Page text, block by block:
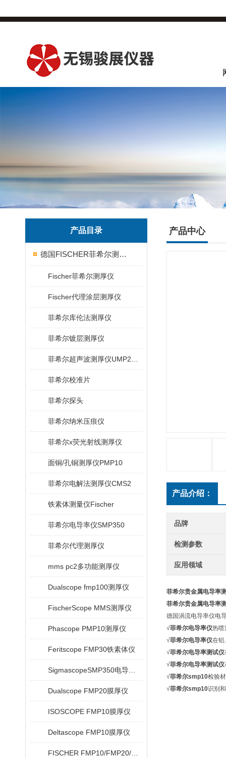
产品目录
德国FISCHER菲希尔测厚仪
Fischer菲希尔测厚仪
Fischer代理涂层测厚仪
菲希尔库伦法测厚仪
菲希尔镀层测厚仪
菲希尔校准片
菲希尔探头
菲希尔纳米压痕仪
菲希尔x荧光射线测厚仪
面铜/孔铜测厚仪PMP10
菲希尔电解法测厚仪CMS2
铁素体测量仪Fischer
菲希尔电导率仪SMP350
菲希尔代理测厚仪
mms pc2多功能测厚仪
Dualscope fmp100测厚仪
FischerScope MMS测厚仪
Phascope PMP10测厚仪
Feritscope FMP30铁素体仪
Dualscope FMP20膜厚仪
ISOSCOPE FMP10膜厚仪
Deltascope FMP10膜厚仪
产品中心
产品介绍：
品牌
检测参数
应用领域
菲希尔贵金属电导率
菲希尔贵金属电导率
德国涡流电导率仪电
√菲希尔电导率仪热喷
√菲希尔电导率仪在铝
√菲希尔电导率测试仪
√菲希尔电导率测试仪
√菲希尔smp10检验
√菲希尔smp10识别